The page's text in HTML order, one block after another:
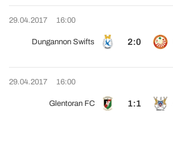
29.04.2017 16:00
Dungannon Swifts 2:0
29.04.2017 16:00
Glentoran FC 1:1